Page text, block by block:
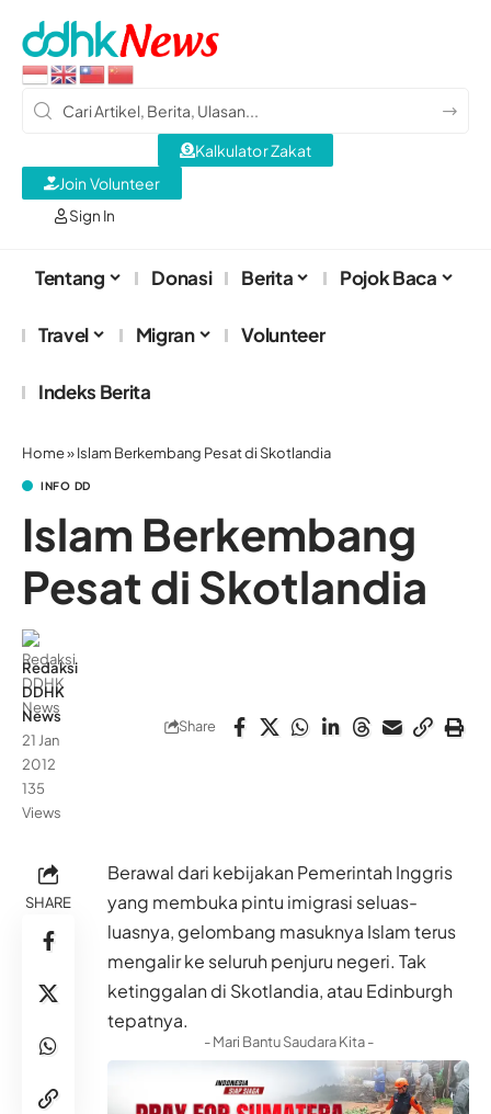
Sign In
Kalkulator Zakat
Join Volunteer
Tentang Donasi Berita Pojok Baca
Travel Migran Volunteer
Indeks Berita
Home»Islam Berkembang Pesat di Skotlandia
INFO DD
Islam Berkembang
Pesat di Skotlandia
Redaksi
DDHK
News
21 Jan
2012
135
Views
Share
SHARE
Berawal dari kebijakan Pemerintah Inggris
yang membuka pintu imigrasi seluas-
luasnya, gelombang masuknya Islam terus
mengalir ke seluruh penjuru negeri. Tak
ketinggalan di Skotlandia, atau Edinburgh
tepatnya.
- Mari Bantu Saudara Kita -